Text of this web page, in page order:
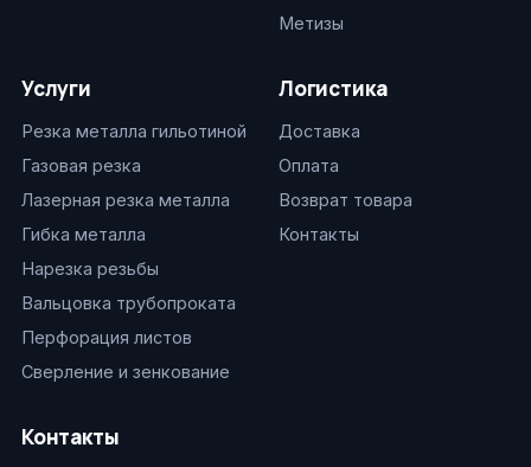
Метизы
Услуги
Резка металла гильотиной
Газовая резка
Лазерная резка металла
Гибка металла
Нарезка резьбы
Вальцовка трубопроката
Перфорация листов
Сверление и зенкование
Логистика
Доставка
Оплата
Возврат товара
Контакты
Контакты